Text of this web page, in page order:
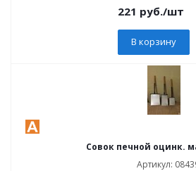
221 руб./шт
В корзину
Совок печной оцинк.
Артикул: